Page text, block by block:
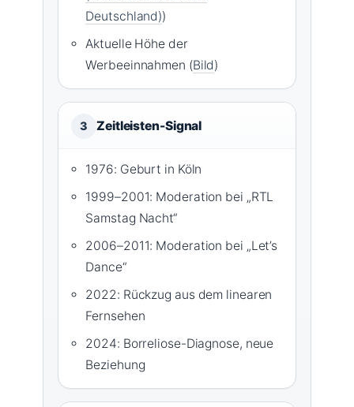
Deutschland))
Aktuelle Höhe der
Werbeeinnahmen (Bild)
3 Zeitleisten-Signal
1976: Geburt in Köln
1999–2001: Moderation bei „RTL
Samstag Nacht“
2006–2011: Moderation bei „Let’s
Dance“
2022: Rückzug aus dem linearen
Fernsehen
2024: Borreliose-Diagnose, neue
Beziehung